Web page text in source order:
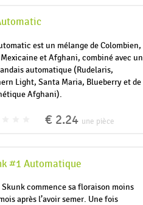
est un mélange de Colombien,
et Afghani, combiné avec un
automatique (Rudelaris,
Light, Santa Maria, Blueberry et de
Afghani).
€ 2.24 une pièce
#1 Automatique
Skunk commence sa floraison moins
après l’avoir semer. Une fois